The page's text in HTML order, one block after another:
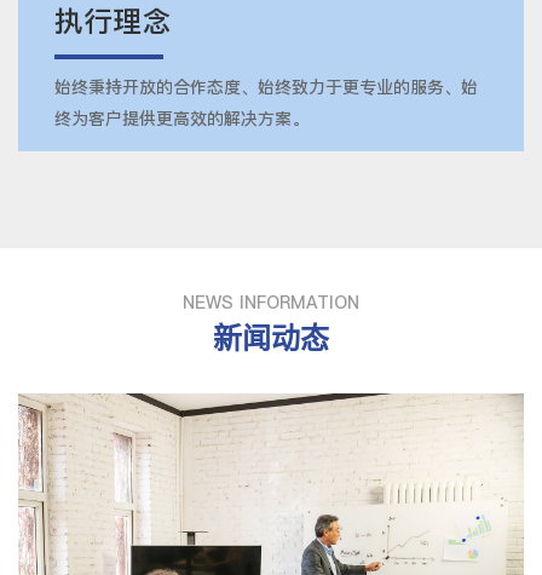
执行理念
始终秉持开放的合作态度、始终致力于更专业的服务、始
终为客户提供更高效的解决方案。
NEWS INFORMATION
新闻动态